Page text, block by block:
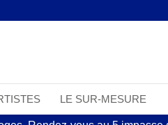
LE SUR-MESURE